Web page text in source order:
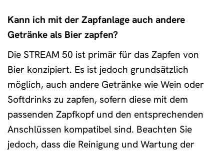
Kann ich mit der Zapfanlage auch andere
Getränke als Bier zapfen?
Die STREAM 50 ist primär für das Zapfen von
Bier konzipiert. Es ist jedoch grundsätzlich
möglich, auch andere Getränke wie Wein oder
Softdrinks zu zapfen, sofern diese mit dem
passenden Zapfkopf und den entsprechenden
Anschlüssen kompatibel sind. Beachten Sie
jedoch, dass die Reinigung und Wartung der